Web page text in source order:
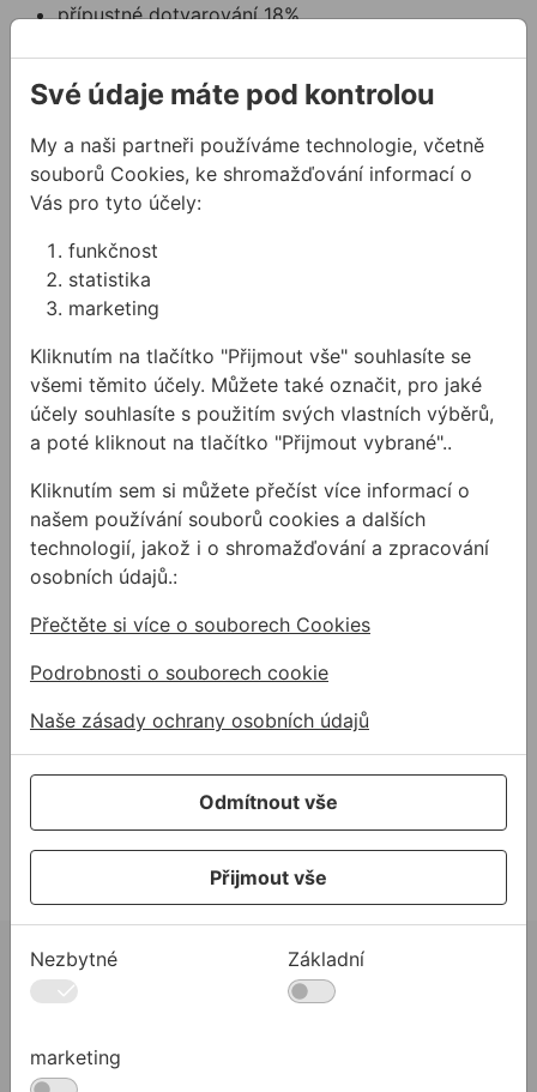
přípustné dotvarování 18%
parotěsné a vzduchotěsné těsnění připojovací
spáry
použití v kombinaci s exteriérovou
těsnící fólií nebo OTTOSEAL S730
parotěsné utěsnění netěsností v
interiéru (přestupy, elektroinstalačtní krabice, atd.)
bílá
Související články
Využití
Potřebujete vytěsnit nebo
02 623 10 920
allmedia@allmedia.sk
Své údaje máte pod kontrolou
My a naši partneři používáme technologie, včetně
souborů Cookies, ke shromažďování informací o
Vás pro tyto účely:
funkčnost
statistika
marketing
Kliknutím na tlačítko "Přijmout vše" souhlasíte se
všemi těmito účely. Můžete také označit, pro jaké
účely souhlasíte s použitím svých vlastních výběrů,
a poté kliknout na tlačítko "Přijmout vybrané"..
Kliknutím sem si můžete přečíst více informací o
našem používání souborů cookies a dalších
technologií, jakož i o shromažďování a zpracování
osobních údajů.:
Přečtěte si více o souborech Cookies
Podrobnosti o souborech cookie
Naše zásady ochrany osobních údajů
Odmítnout vše
Přijmout vše
Nezbytné Základní
marketing